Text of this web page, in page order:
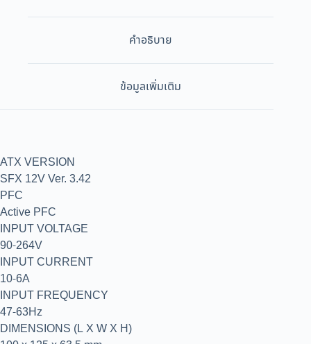
คำอธิบาย
ข้อมูลเพิ่มเติม
ATX VERSION
SFX 12V Ver. 3.42
PFC
Active PFC
INPUT VOLTAGE
90-264V
INPUT CURRENT
10-6A
INPUT FREQUENCY
47-63Hz
DIMENSIONS (L X W X H)